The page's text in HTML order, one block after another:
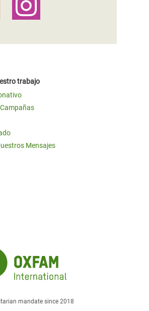
trabajo
Mensajes
mandate since 2018